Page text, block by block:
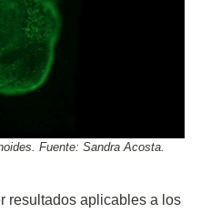
Fuente: Sandra Acosta.
resultados aplicables a los